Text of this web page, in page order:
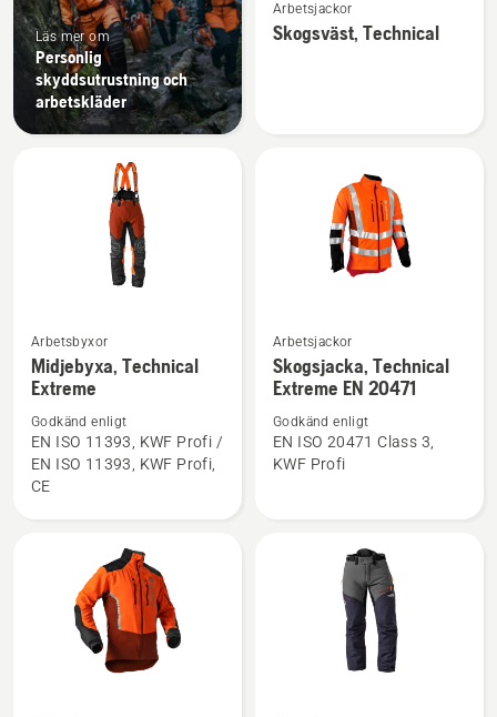
Läs mer om
Personlig
skyddsutrustning och
arbetskläder
mer
information
Arbetsjackor
Skogsväst, Technical
Se
mer
information
om
Midjebyxa,
Technical
Arbetsbyxor
Midjebyxa, Technical
Extreme
Godkänd enligt
EN ISO 11393, KWF Profi /
EN ISO 11393, KWF Profi,
CE
Se
mer
information
om
Skogsjacka,
Arbetsjackor
Skogsjacka, Technical
Extreme EN 20471
Godkänd enligt
EN ISO 20471 Class 3,
KWF Profi